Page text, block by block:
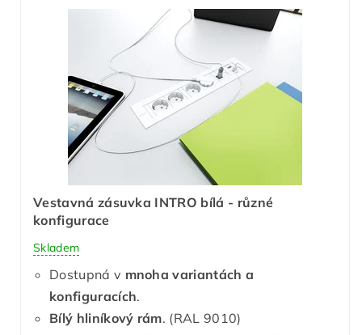
Vestavná zásuvka INTRO bílá - různé
konfigurace
Skladem
Dostupná v mnoha variantách a
konfiguracích.
Bílý hliníkový rám. (RAL 9010)